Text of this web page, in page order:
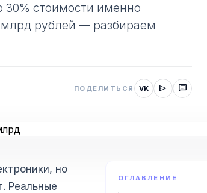
30% стоимости именно
млрд рублей — разбираем
ПОДЕЛИТЬСЯ VK send chat
но
Реальные
ОГЛАВЛЕНИЕ